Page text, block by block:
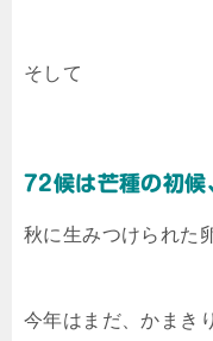
そして
72候は芒種の初候
秋に生みつけられた
今年はまだ、かまき